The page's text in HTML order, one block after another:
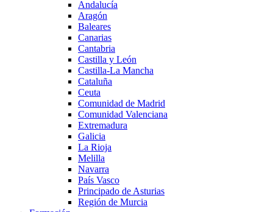
Andalucía
Aragón
Baleares
Canarias
Cantabria
Castilla y León
Castilla-La Mancha
Cataluña
Ceuta
Comunidad de Madrid
Comunidad Valenciana
Extremadura
Galicia
La Rioja
Melilla
Navarra
País Vasco
Principado de Asturias
Región de Murcia